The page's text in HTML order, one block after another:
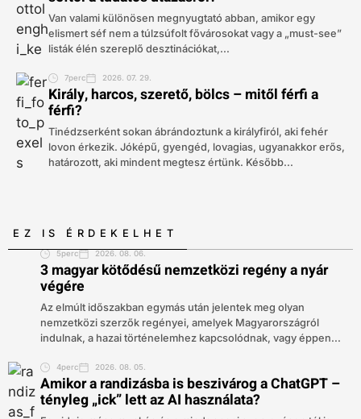
Van valami különösen megnyugtató abban, amikor egy
elismert séf nem a túlzsúfolt fővárosokat vagy a „must-see”
listák élén szereplő desztinációkat,...
7perc 2026. 07. 29.
Király, harcos, szerető, bölcs – mitől férfi a
férfi?
Tinédzserként sokan ábrándoztunk a királyfiról, aki fehér
lovon érkezik. Jóképű, gyengéd, lovagias, ugyanakkor erős,
határozott, aki mindent megtesz értünk. Később...
EZ IS ÉRDEKELHET
5perc 2026. 08. 06.
3 magyar kötődésű nemzetközi regény a nyár
végére
Az elmúlt időszakban egymás után jelentek meg olyan
nemzetközi szerzők regényei, amelyek Magyarországról
indulnak, a hazai történelemhez kapcsolódnak, vagy éppen...
4perc 2026. 08. 05.
Amikor a randizásba is beszivárog a ChatGPT –
tényleg „ick” lett az AI használata?